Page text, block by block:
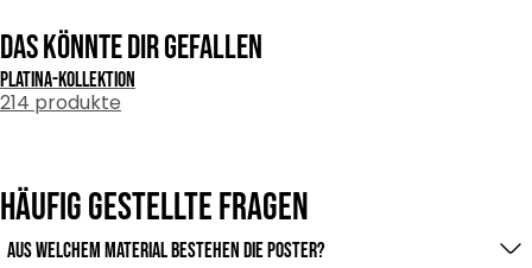
Das könnte dir gefallen
Platina-kollektion
214 produkte
Häufig gestellte Fragen
Aus welchem Material bestehen die Poster?